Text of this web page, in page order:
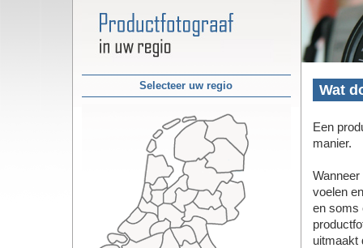
Selecteer uw regio Wat
Een
manier.
voelen
en soms
uitmaakt